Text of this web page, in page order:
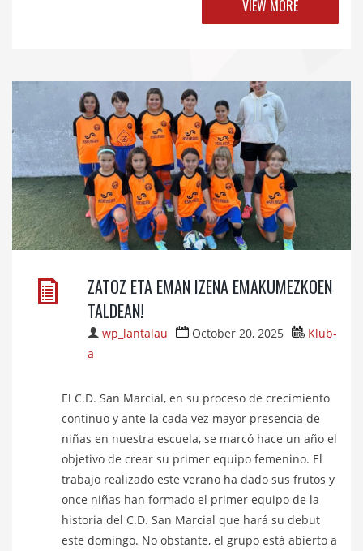
VIEW MORE
ZATOZ ETA EMAN IZENA EMAKUMEZKOEN
TALDEAN!
wp_lantalau October 20, 2025
Klub-
a
El C.D. San Marcial, en su proceso de crecimiento
continuo y ante la cada vez mayor presencia de
niñas en nuestra escuela, se marcó hace un año el
objetivo de crear su primer equipo femenino. El
trabajo realizado este verano ha dado sus frutos y
once niñas han formado el primer equipo de la
historia del C.D. San Marcial que hará su debut
este domingo. No obstante, el grupo está abierto a